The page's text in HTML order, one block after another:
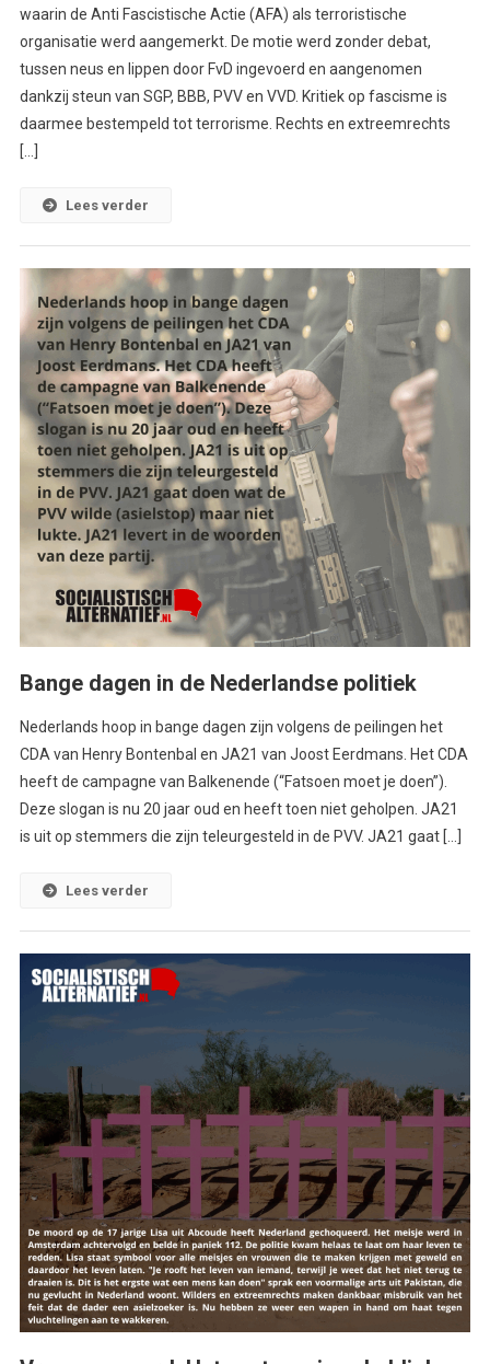
waarin de Anti Fascistische Actie (AFA) als terroristische
organisatie werd aangemerkt. De motie werd zonder debat,
tussen neus en lippen door FvD ingevoerd en aangenomen
dankzij steun van SGP, BBB, PVV en VVD. Kritiek op fascisme is
daarmee bestempeld tot terrorisme. Rechts en extreemrechts
[…]
Lees verder
Bange dagen in de Nederlandse politiek
Nederlands hoop in bange dagen zijn volgens de peilingen het
CDA van Henry Bontenbal en JA21 van Joost Eerdmans. Het CDA
heeft de campagne van Balkenende (“Fatsoen moet je doen”).
Deze slogan is nu 20 jaar oud en heeft toen niet geholpen. JA21
is uit op stemmers die zijn teleurgesteld in de PVV. JA21 gaat […]
Lees verder